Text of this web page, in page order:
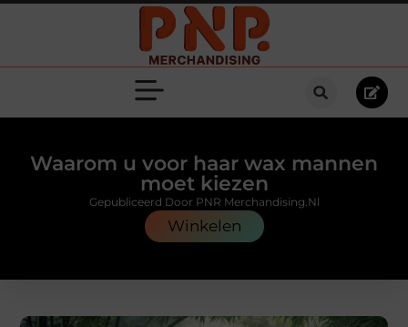
Waarom u voor haar wax mannen
moet kiezen
Winkelen
Gepubliceerd Door PNR Merchandising.nl